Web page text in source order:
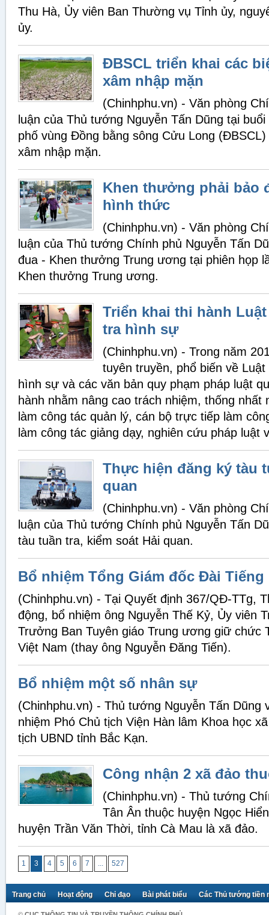
Thu Hà, Ủy viên Ban Thường vụ Tỉnh ủy,
ủy.
ĐBSCL triển khai các
xâm nhập mặn
(Chinhphu.vn) - Văn phòng
luận của Thủ tướng Nguyễn Tấn Dũng tại
phố vùng Đồng bằng sông Cửu Long
xâm nhập mặn.
Khen thưởng phải bảo
hình thức
(Chinhphu.vn) - Văn phòng
luận của Thủ tướng Chính phủ Nguyễn Tấn
đua - Khen thưởng Trung ương tại phiên họp
Khen thưởng Trung ương.
Triển khai thi hành
tra hình sự
(Chinhphu.vn) - Trong năm
tuyên truyền, phổ biến về
hình sự và các văn bản quy phạm pháp luật
hành nhằm nâng cao trách nhiệm, thống
làm công tác quản lý, cán bộ trực tiếp làm
làm công tác giảng dạy, nghiên cứu pháp luật
Thực hiện đăng ký tàu
quan
(Chinhphu.vn) - Văn phòng
luận của Thủ tướng Chính phủ Nguyễn Tấn
tàu tuần tra, kiểm soát Hải quan.
Bổ nhiệm Tổng Giám đốc Đài Tiếng
(Chinhphu.vn) - Tại Quyết định 367/QĐ-TTg,
động, bổ nhiệm ông Nguyễn Thế Kỷ, Ủy viên
Trưởng Ban Tuyên giáo Trung ương giữ chức
Việt Nam (thay ông Nguyễn Đăng Tiến).
Bổ nhiệm một số nhân sự
(Chinhphu.vn) - Thủ tướng Nguyễn Tấn Dũng
nhiệm Phó Chủ tịch Viện Hàn lâm Khoa học
tịch UBND tỉnh Bắc Kạn.
Công nhận 2 xã đảo
(Chinhphu.vn) - Thủ tướng
Tân Ân thuộc huyện Ngọc
huyện Trần Văn Thời, tỉnh Cà Mau là xã đảo.
1 3 4 5 6 7 ... 527
Trang chủ Hoạt động Chỉ đạo Bài phát biểu Các Thủ tướng tiền